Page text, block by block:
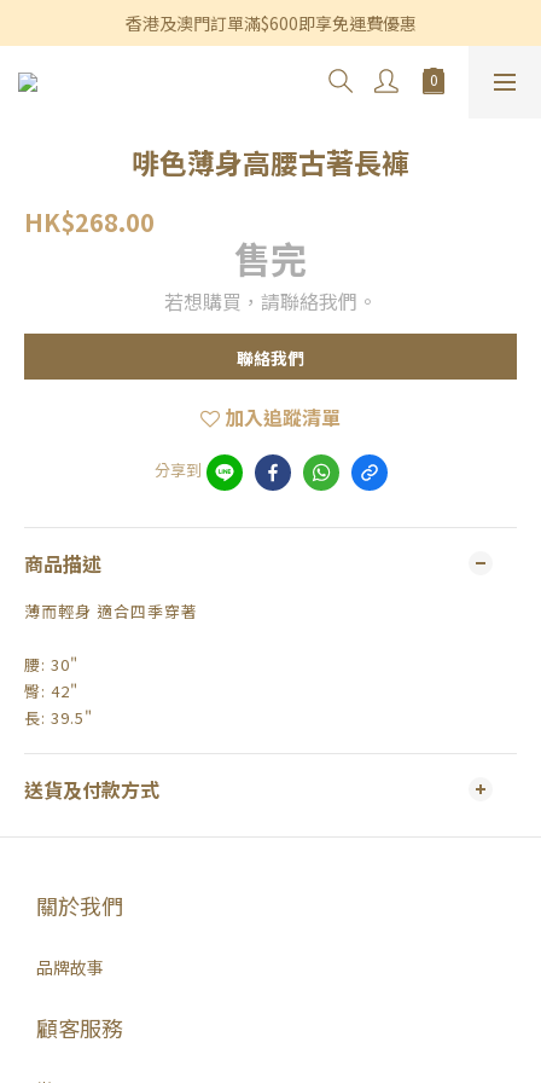
香港及澳門訂單滿$600即享免運費優惠
香港及澳門訂單滿$600即享免運費優惠
3個月內買滿$1,200可享永久九折優惠
啡色薄身高腰古著長褲
HK$268.00
售完
若想購買，請聯絡我們。
聯絡我們
加入追蹤清單
分享到
商品描述
薄而輕身 適合四季穿著
腰: 30"
臀: 42"
長: 39.5"
送貨及付款方式
關於我們
品牌故事
顧客服務